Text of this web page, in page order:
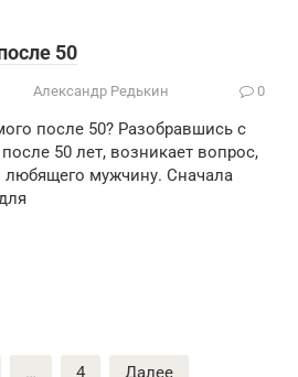
50
Александр Редькин 0
после 50? Разобравшись с
50 лет, возникает вопрос,
любящего мужчину. Сначала
… 4 Далее